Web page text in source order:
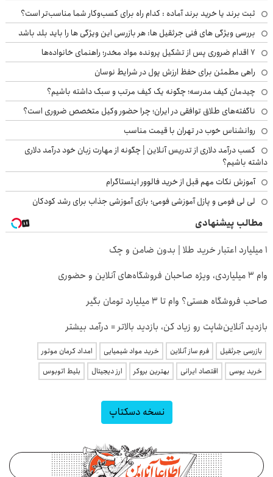
ثبت برند یا خرید برند آماده : کدام راه برای کسب‌وکار شما مناسب‌تر است؟
بررسی ویژگی های فنی جرثقیل ها: هر بازرسی این ویژگی ها را باید بلد باشد
۷ اقدام ضروری پس از تشکیل پرونده مواد مخدر؛ راهنمای خانواده‌ها
راهی مطمئن برای حفظ ارزش پول در شرایط نوسان
چیدمان کیف مدرسه؛ چگونه یک کیف مرتب و سبک داشته باشیم؟
ناگفته‌های طلاق توافقی در ایران؛ چرا حضور وکیل متخصص ضروری است؟
روانشناس خوب در تهران با قیمت مناسب
کسب درآمد دلاری از تدریس آنلاین | چگونه از مهارت زبان خود درآمد دلاری
داشته باشیم؟
آموزش نکات مهم قبل از خرید فالوور اینستاگرام
لی لی فومی و پازل آموزشی فومی؛ بازی آموزشی جذاب برای رشد کودکان
مطالب پیشنهادی
۱ میلیارد اعتبار خرید طلا | بدون ضامن و چک
وام ۳ میلیاردی، ویژه صاحبان فروشگاه‌های آنلاین و حضوری
صاحب فروشگاه هستی؟ وام تا ۳ میلیارد تومان بگیر
بازدید آنلاین‌شاپت رو زیاد کن، بازدید بالاتر = درآمد بیشتر
بازرسی جرثقیل فرم ساز آنلاین خرید مواد شیمیایی
امداد کرمان موتور
خرید یوسی
اقتصاد ایرانی بهترین بروکر ارز دیجیتال بلیط اتوبوس
نسخه دسکتاپ